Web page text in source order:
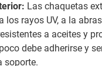
Las chaquetas
los rayos UV, a la
a aceites y
debe adherirse y
soporte.